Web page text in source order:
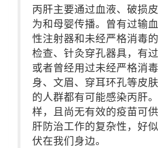
丙肝主要通过血液、破损
为和母婴传播。曾有过输
性注射器和未经严格消毒
检查、针灸穿孔器具，有
或者曾经用过未经严格消
身、文眉、穿耳环孔等皮
的人群都有可能感染丙肝
样，且尚无有效的疫苗可
肝防治工作的复杂性，好
伏在我们身边。